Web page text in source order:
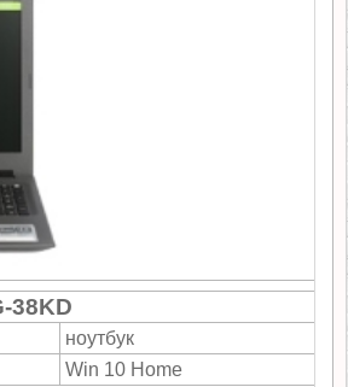
38KD
ноутбук
Win 10 Home